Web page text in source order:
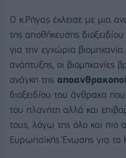
O κ.Ρήγας έκλεισε με μια
της αποθήκευσης
για την εγχώρια
ανάπτυξης, οι βιομηχανίες
ανάγκη της
διοξειδίου του άνθρακα
του πλανήτη αλλά και
τους, λόγω της όλο και πιο
Ευρωπαϊκής Ένωσης για το